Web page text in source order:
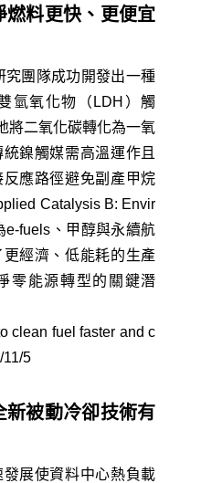
燃料更快、更便宜
究團隊成功開發出一種
氫氧化物（LDH）觸
將二氧化碳轉化為一氧
鎳觸媒需高溫運作且
應路徑避免副產甲烷
Catalysis B: Envir
e-fuels、甲醇與永續航
經濟、低能耗的生產
零能源轉型的關鍵潛
clean fuel faster and c
11/5
新被動冷卻技術有
展使資料中心熱負載